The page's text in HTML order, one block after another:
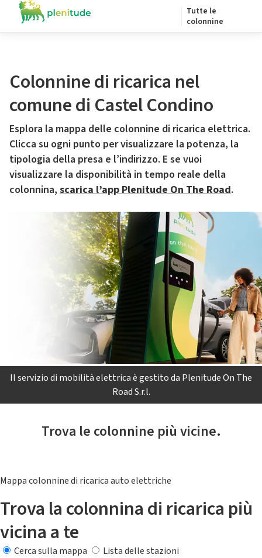
Tutte le
colonnine
Colonnine di ricarica nel
comune di Castel Condino
Esplora la mappa delle colonnine di ricarica elettrica.
Clicca su ogni punto per visualizzare la potenza, la
tipologia della presa e l’indirizzo. E se vuoi
visualizzare la disponibilità in tempo reale della
colonnina, scarica l’app Plenitude On The Road.
Il servizio di mobilità elettrica è gestito da Plenitude On The
Road S.r.l.
Trova le colonnine più vicine.
Mappa colonnine di ricarica auto elettriche
Trova la colonnina di ricarica più
vicina a te
Cerca sulla mappa
Lista delle stazioni